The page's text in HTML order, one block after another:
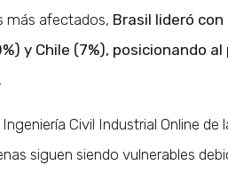
más afectados, Brasil lideró
y Chile (7%), posicionando
Civil Industrial Online
siguen siendo vulnerables